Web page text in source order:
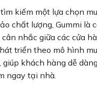
kiếm một lựa chọn
chất lượng, Gummi là
nhắc giữa các cửa
triển theo mô hình
khách hàng dễ
ngay tại nhà.